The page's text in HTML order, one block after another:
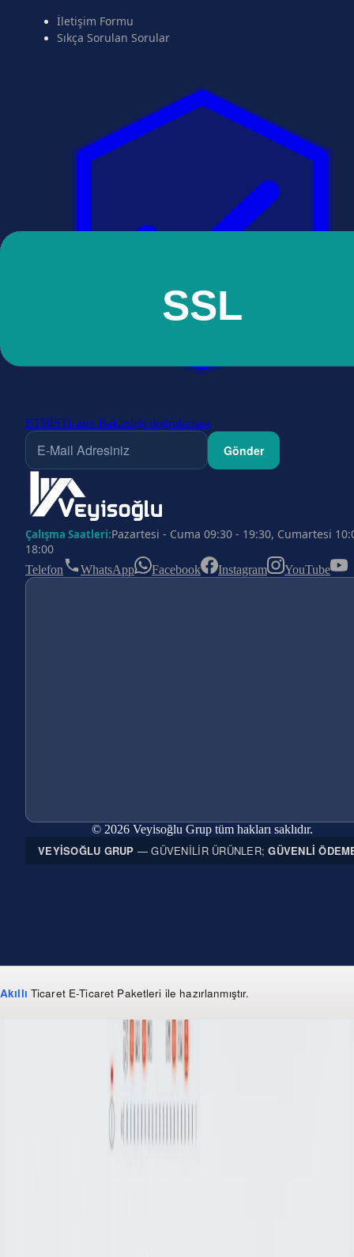
İletişim Formu
Sıkça Sorulan Sorular
ETBİSTicaret Bakanlığı doğrulaması
Gönder
Çalışma Saatleri:Pazartesi - Cuma 09:30 - 19:30, Cumartesi
18:00
Telefon WhatsApp Facebook Instagram YouTube
© 2026 Veyisoğlu Grup tüm hakları saklıdır.
VEYISOĞLU GRUP — GÜVENILIR ÜRÜNLER;GÜVENLI
Akıllı Ticaret E-Ticaret Paketleri ile hazırlanmıştır.